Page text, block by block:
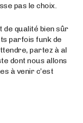
pas le choix.
de qualité bien sûr
parfois funk de
partez à al
dont nous allons
à venir c’est